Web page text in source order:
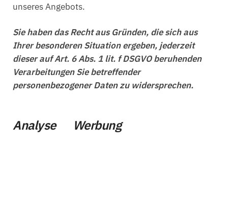
unseres Angebots.
Sie haben das Recht aus Gründen, die sich aus
Ihrer besonderen Situation ergeben, jederzeit
dieser auf Art. 6 Abs. 1 lit. f DSGVO beruhenden
Verarbeitungen Sie betreffender
personenbezogener Daten zu widersprechen.
Analyse Werbung